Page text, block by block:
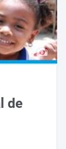
de